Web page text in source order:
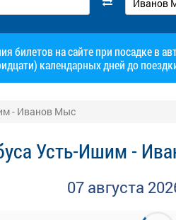
билетов на сайте при посадке в
календарных дней до
- Иванов Мыс
Усть-Ишим -
07 августа